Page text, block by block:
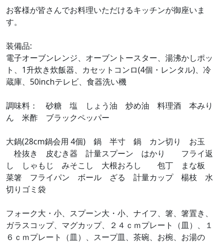
お客様が皆さんでお料理いただけるキッチンが御座いま
す。
装備品:
電子オーブンレンジ、オーブントースター、湯沸かしポッ
ト、1升炊き炊飯器、カセットコンロ(4個・レンタル)、冷
蔵庫、50inchテレビ、食器洗い機
調味料： 砂糖 塩 しょう油 炒め油 料理酒 本みり
ん 米酢 ブラックペッパー
大鍋(28cm鍋会用 4個) 鍋 半寸 鍋 カン切り お玉
栓抜き 皮むき器 計量スプーン はかり フライ返
し しゃもじ みそこし 大根おろし 包丁 まな板
菜箸 フライパン ボール ざる 計量カップ 楊枝 水
切りゴミ袋
フォーク大・小、スプーン大・小、ナイフ、箸、箸置き、
ガラスコップ、マグカップ、２４ｃｍプレート（皿）、１
６ｃｍプレート（皿）、スープ皿、茶碗、お椀、お湯の